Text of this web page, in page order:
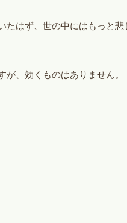
たはず、世の中にはもっと
、効くものはありません。